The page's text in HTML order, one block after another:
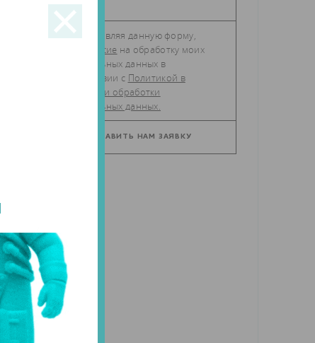
Отправляя данную форму,
согласие
персональных данных в
соответствии с Политикой в
отношении обработки
персональных данных.